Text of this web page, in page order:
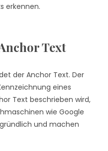
erkennen.
Text
der Anchor Text. Der
eines
Text beschrieben wird,
wie Google
und machen